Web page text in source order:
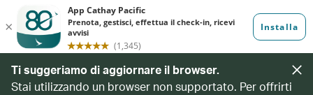
Ti suggeriamo di aggiornare il browser.
Stai utilizzando un browser non supportato. Per offrirti